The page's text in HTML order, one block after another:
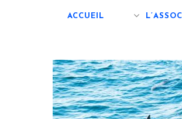
ACCUEIL